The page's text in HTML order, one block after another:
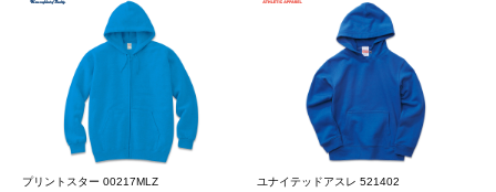
プリントスター 00217MLZ ユナイテッドアスレ 521402